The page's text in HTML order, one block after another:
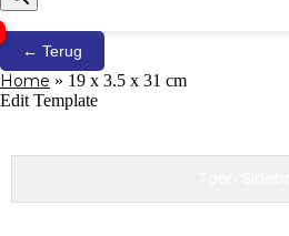
← Terug
Home » 19 x 3.5 x 31 cm
Edit Template